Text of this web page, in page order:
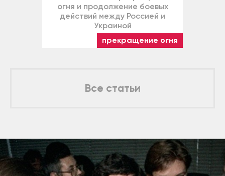
огня и продолжение боевых
действий между Россией и
Украиной
прекращение огня
Все статьи